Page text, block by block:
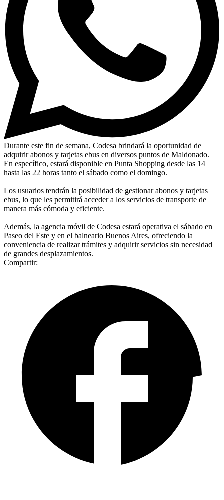
Durante este fin de semana, Codesa brindará la oportunidad de
adquirir abonos y tarjetas ebus en diversos puntos de Maldonado.
En específico, estará disponible en Punta Shopping desde las 14
hasta las 22 horas tanto el sábado como el domingo.
Los usuarios tendrán la posibilidad de gestionar abonos y tarjetas
ebus, lo que les permitirá acceder a los servicios de transporte de
manera más cómoda y eficiente.
Además, la agencia móvil de Codesa estará operativa el sábado en
Paseo del Este y en el balneario Buenos Aires, ofreciendo la
conveniencia de realizar trámites y adquirir servicios sin necesidad
de grandes desplazamientos.
Compartir: